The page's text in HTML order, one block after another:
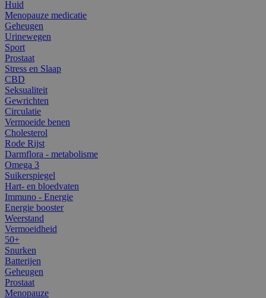
Huid
Menopauze medicatie
Geheugen
Urinewegen
Sport
Prostaat
Stress en Slaap
CBD
Seksualiteit
Gewrichten
Circulatie
Vermoeide benen
Cholesterol
Rode Rijst
Darmflora - metabolisme
Omega 3
Suikerspiegel
Hart- en bloedvaten
Immuno - Energie
Energie booster
Weerstand
Vermoeidheid
50+
Snurken
Batterijen
Geheugen
Prostaat
Menopauze